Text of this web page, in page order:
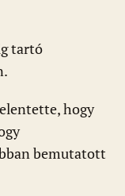
tartó
hogy
bemutatott